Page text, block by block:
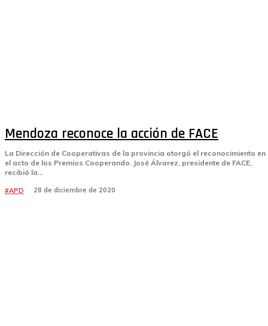
Mendoza reconoce la acción de FACE
La Dirección de Cooperativas de la provincia otorgó el reconocimiento en
el acto de los Premios Cooperando. José Álvarez, presidente de FACE,
recibió la...
#APD 28 de diciembre de 2020